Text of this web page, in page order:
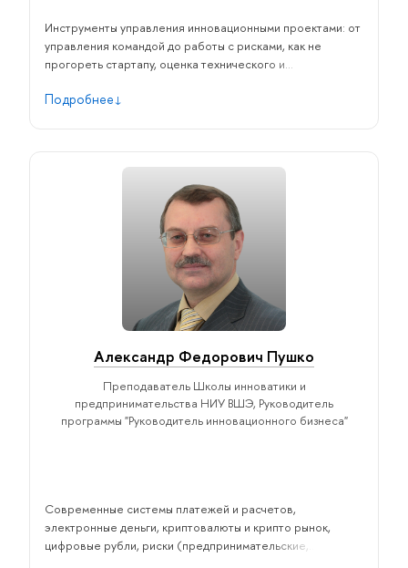
Инструменты управления инновационными проектами: от
управления командой до работы с рисками, как не
прогореть стартапу, оценка технического и
инновационную компанию, ошибки технологического
коммерциализации исследований и разработок.
Подробнее
Александр Федорович Пушко
Преподаватель Школы инноватики и
предпринимательства НИУ ВШЭ, Руководитель
программы "Руководитель инновационного бизнеса"
Современные системы платежей и расчетов,
электронные деньги, криптовалюты и крипто рынок,
цифровые рубли, риски (предпринимательские,